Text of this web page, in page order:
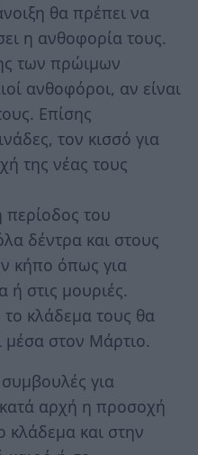
θα πρέπει να
η ανθοφορία τους.
των πρώιμων
ανθοφόροι, αν είναι
Επίσης
τον κισσό για
της νέας τους
περίοδος του
δέντρα και στους
κήπο όπως για
ή στις μουριές.
κλάδεμα τους θα
στον Μάρτιο.
για
αρχή η προσοχή
κλάδεμα και στην